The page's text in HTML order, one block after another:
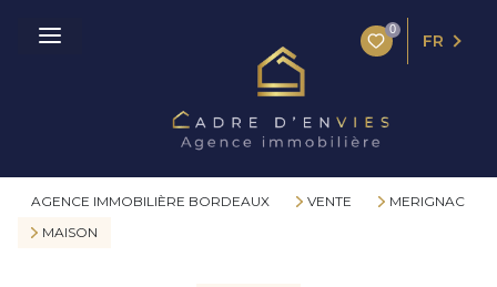
0
FR
AGENCE IMMOBILIÈRE BORDEAUX VENTE
MERIGNAC
MAISON